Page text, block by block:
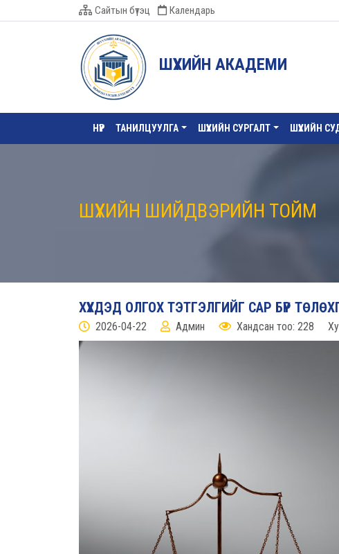
Сайтын бүтэц Календарь
ШҮҮХИЙН АКАДЕМИ
НҮҮР ТАНИЛЦУУЛГА ШҮҮХИЙН СУРГАЛТ ШҮҮХИЙН
ШҮҮХИЙН ШИЙДВЭРИЙН ТОЙМ
ХҮҮХДЭД ОЛГОХ ТЭТГЭЛГИЙГ САР БҮР
2026-04-22 Админ Хандсан тоо: 228